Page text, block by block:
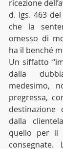
ricezione
d. lgs. 463
che la
omesso di
ha il benché
Un siffatto
dalla
medesimo,
pregressa,
destinazione
dalla
quello per il
consegnate.